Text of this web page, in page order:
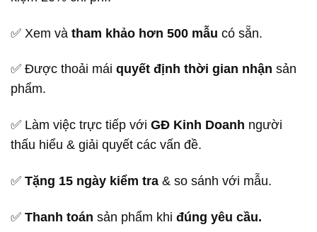
✅ Xem và tham khảo hơn 500 mẫu có sẵn.
✅ Được thoải mái quyết định thời gian nhận sản
phẩm.
✅ Làm việc trực tiếp với GĐ Kinh Doanh người
thấu hiểu & giải quyết các vấn đề.
✅ Tặng 15 ngày kiểm tra & so sánh với mẫu.
✅ Thanh toán sản phẩm khi đúng yêu cầu.